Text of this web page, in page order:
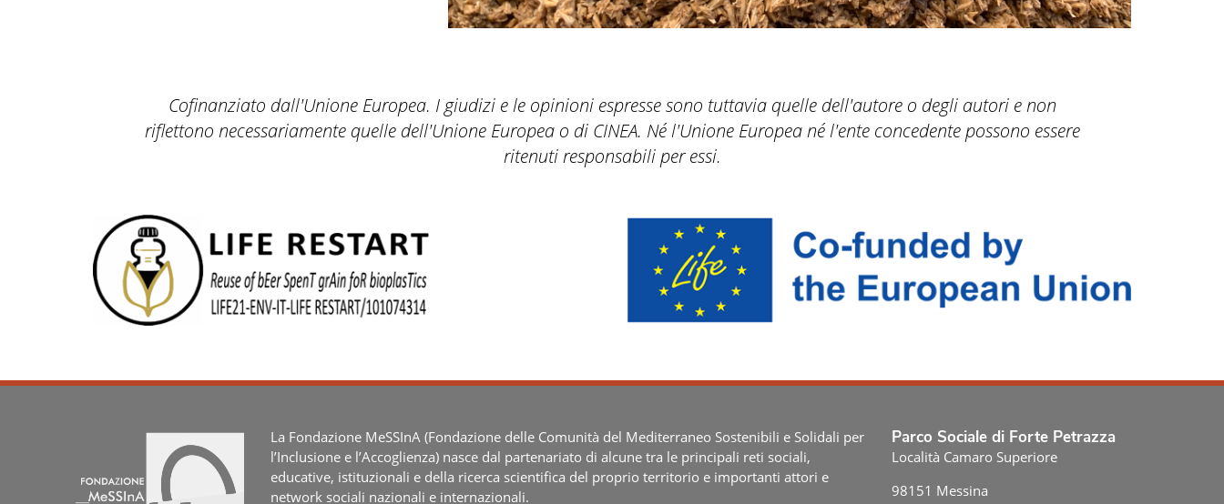
Cofinanziato dall'Unione Europea. I giudizi e le opinioni espresse sono tuttavia quelle dell'autore o degli autori e non
riflettono necessariamente quelle dell'Unione Europea o di CINEA. Né l'Unione Europea né l'ente concedente possono essere
ritenuti responsabili per essi.
La Fondazione MeSSInA (Fondazione delle Comunità del Mediterraneo Sostenibili e Solidali per
l’Inclusione e l’Accoglienza) nasce dal partenariato di alcune tra le principali reti sociali,
educative, istituzionali e della ricerca scientifica del proprio territorio e importanti attori e
network sociali nazionali e internazionali.
Parco Sociale di Forte Petrazza
Località Camaro Superiore
98151 Messina